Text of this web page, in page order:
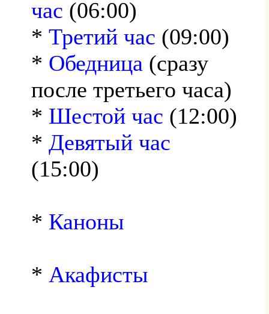
час (06:00)
* Третий час (09:00)
* Обедница (сразу
после третьего часа)
* Шестой час (12:00)
* Девятый час
(15:00)
* Каноны
* Акафисты